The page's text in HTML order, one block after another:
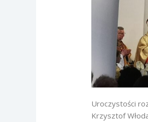
Uroczystości
Krzysztof